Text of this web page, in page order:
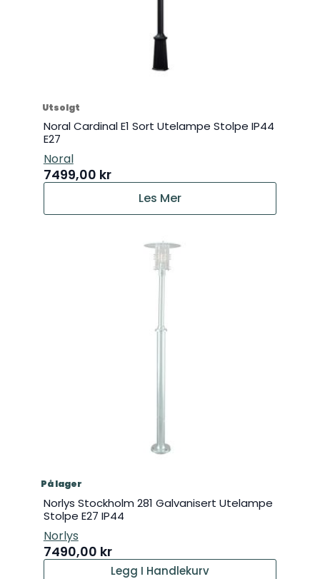
Utsolgt
Noral Cardinal E1 Sort Utelampe Stolpe IP44
E27
Noral
7499,00 kr
Les Mer
På lager
Norlys Stockholm 281 Galvanisert Utelampe
Stolpe E27 IP44
Norlys
7490,00 kr
Legg I Handlekurv